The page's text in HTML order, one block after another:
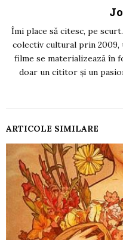
Îmi place să citesc, pe
colectiv cultural prin 2009,
filme se materializează în
doar un cititor și un
ARTICOLE SIMILARE